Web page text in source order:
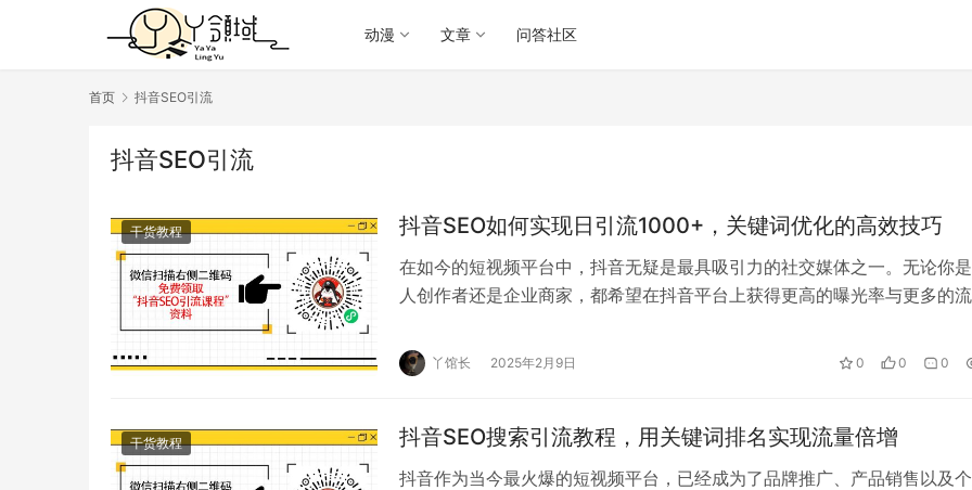
动漫 文章 问答社区
首页 抖音SEO引流
抖音SEO引流
干货教程 抖音SEO如何实现日引流1000+，关键词优化的高效技巧
在如今的短视频平台中，抖音无疑是最具吸引力的社交媒体之一。无论你
人创作者还是企业商家，都希望在抖音平台上获得更高的曝光率与更多的流
丫馆长 2025年2月9日 0 0 0
干货教程 抖音SEO搜索引流教程，用关键词排名实现流量倍增
抖音作为当今最火爆的短视频平台，已经成为了品牌推广、产品销售以及个